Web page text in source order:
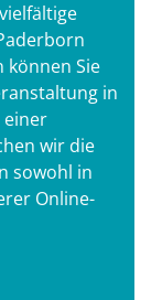
können Sie
in
einer
wir die
sowohl in
Online-